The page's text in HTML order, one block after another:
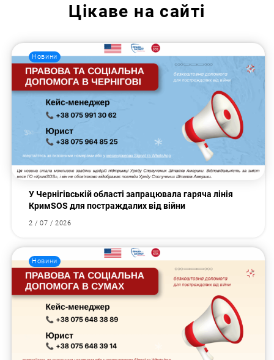
Цікаве на сайті
Новини
У Чернігівській області запрацювала гаряча лінія
КримSOS для постраждалих від війни
2 / 07 / 2026
Новини